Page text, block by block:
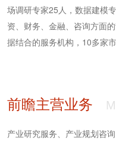
场调研专家25人，数据建模
资、财务、金融、咨询方面
据结合的服务机构，10多家
前瞻主营业务
产业研究服务、产业规划咨